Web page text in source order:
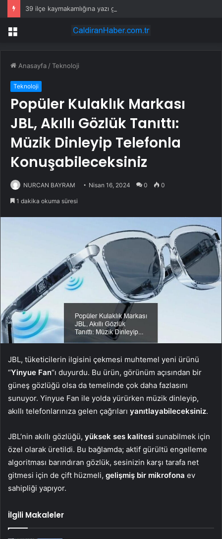
Menü
Anasayfa /Teknoloji
Teknoloji
Popüler Kulaklık Markası
JBL, Akıllı Gözlük Tanıttı:
Müzik Dinleyip Telefonla
Konuşabileceksiniz
NURCAN BAYRAM Nisan 16, 2024 0 0
1 dakika okuma süresi
JBL, tüketicilerin ilgisini çekmesi muhtemel yeni ürünü
“Yinyue Fan“ı duyurdu. Bu ürün, görünüm açısından bir
güneş gözlüğü olsa da temelinde çok daha fazlasını
sunuyor. Yinyue Fan ile yolda yürürken müzik dinleyip,
akıllı telefonlarınıza gelen çağrıları yanıtlayabileceksiniz.
JBL’nin akıllı gözlüğü, yüksek ses kalitesi sunabilmek için
özel olarak üretildi. Bu bağlamda; aktif gürültü engelleme
algoritması barındıran gözlük, sesinizin karşı tarafa net
gitmesi için de çift hüzmeli, gelişmiş bir mikrofona ev
sahipliği yapıyor.
İlgili Makaleler